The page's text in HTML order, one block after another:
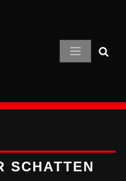
SCHATTEN